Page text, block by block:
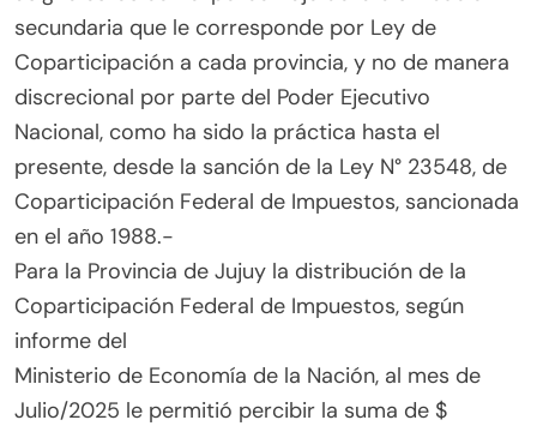
secundaria que le corresponde por Ley de
Coparticipación a cada provincia, y no de manera
discrecional por parte del Poder Ejecutivo
Nacional, como ha sido la práctica hasta el
presente, desde la sanción de la Ley N° 23548, de
Coparticipación Federal de Impuestos, sancionada
en el año 1988.-
Para la Provincia de Jujuy la distribución de la
Coparticipación Federal de Impuestos, según
informe del
Ministerio de Economía de la Nación, al mes de
Julio/2025 le permitió percibir la suma de $